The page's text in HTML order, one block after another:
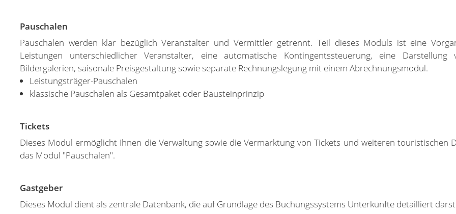
Pauschalen
Pauschalen werden klar bezüglich Veranstalter und Vermittler getrennt. Teil dieses Moduls ist eine
Leistungen unterschiedlicher Veranstalter, eine automatische Kontingentssteuerung, eine
Bildergalerien, saisonale Preisgestaltung sowie separate Rechnungslegung mit einem Abrechnungsmodul.
Leistungsträger-Pauschalen
klassische Pauschalen als Gesamtpaket oder Bausteinprinzip
Tickets
Dieses Modul ermöglicht Ihnen die Verwaltung sowie die Vermarktung von Tickets und weiteren touristischen
das Modul "Pauschalen".
Gastgeber
Dieses Modul dient als zentrale Datenbank, die auf Grundlage des Buchungssystems Unterkünfte detailliert